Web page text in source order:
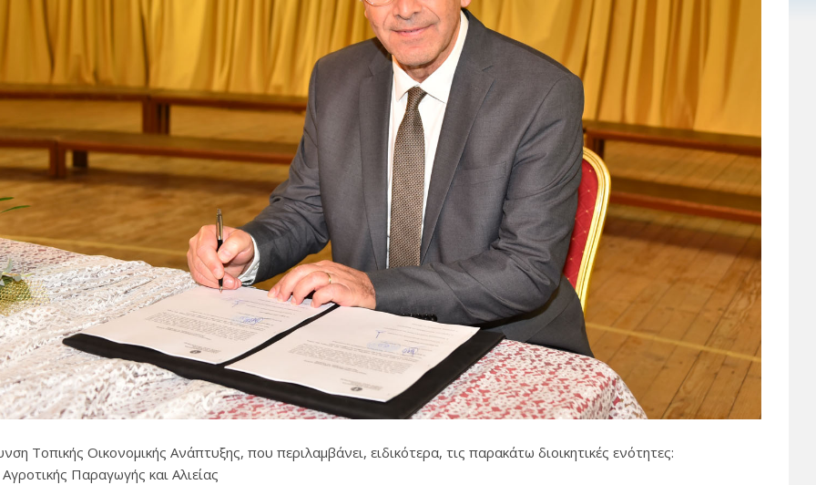
Τοπικής Οικονομικής Ανάπτυξης, που περιλαμβάνει, ειδικότερα, τις παρακάτω διοικητικές ενότητες:
Παραγωγής και Αλιείας